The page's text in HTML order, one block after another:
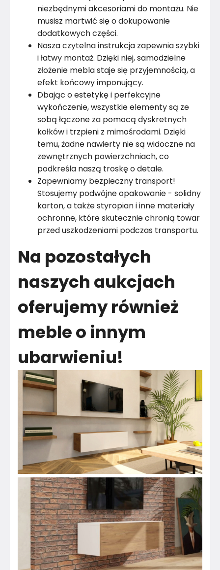
niezbędnymi akcesoriami do montażu. Nie
musisz martwić się o dokupowanie
dodatkowych części.
Nasza czytelna instrukcja zapewnia szybki
i łatwy montaż. Dzięki niej, samodzielne
złożenie mebla staje się przyjemnością, a
efekt końcowy imponujący.
Dbając o estetykę i perfekcyjne
wykończenie, wszystkie elementy są ze
sobą łączone za pomocą dyskretnych
kołków i trzpieni z mimośrodami. Dzięki
temu, żadne nawierty nie są widoczne na
zewnętrznych powierzchniach, co
podkreśla naszą troskę o detale.
Zapewniamy bezpieczny transport!
Stosujemy podwójne opakowanie - solidny
karton, a także styropian i inne materiały
ochronne, które skutecznie chronią towar
przed uszkodzeniami podczas transportu.
Na pozostałych
naszych aukcjach
oferujemy również
meble o innym
ubarwieniu!